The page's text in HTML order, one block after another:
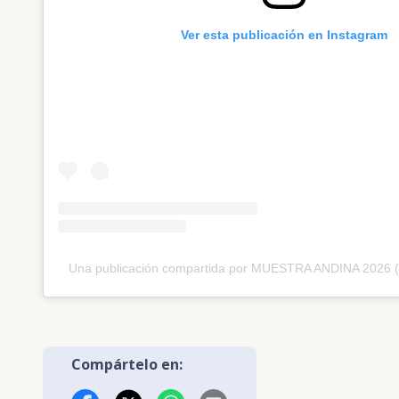
Ver esta publicación en Instagram
Una publicación compartida por MUESTRA ANDINA 2026
Compártelo en: